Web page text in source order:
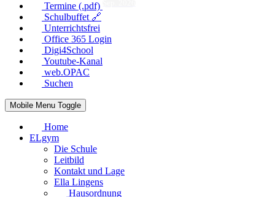
Termine (.pdf)
Schulbuffet 🔗
Unterrichtsfrei
Office 365 Login
Digi4School
Youtube-Kanal
web.OPAC
Suchen
Mobile Menu Toggle
Home
ELgym
Die Schule
Leitbild
Kontakt und Lage
Ella Lingens
Hausordnung